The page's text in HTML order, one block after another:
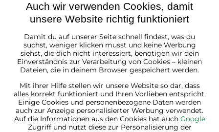
Österreich
Auch wir verwenden Cookies, damit
unsere Website richtig funktioniert
Damit du auf unserer Seite schnell findest, was du
suchst, weniger klicken musst und keine Werbung
siehst, die dich nicht interessiert, benötigen wir dein
Einverständnis zur Verarbeitung von Cookies – kleinen
Dateien, die in deinem Browser gespeichert werden.
Mit ihrer Hilfe stellen wir unsere Website so dar, dass
alles korrekt funktioniert und Ihren Vorlieben entspricht.
Einige Cookies und personenbezogene Daten werden
auch zur Anzeige personalisierter Werbung verwendet.
Auf die Informationen aus den Cookies hat auch Google
Zugriff und nutzt diese zur Personalisierung der